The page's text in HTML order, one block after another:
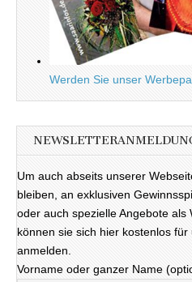
Werden Sie unser
Um auch abseits unserer
bleiben, an exklusiven
oder auch spezielle Angebote als
können sie sich hier kostenlos
anmelden.
Vorname oder ganzer Name